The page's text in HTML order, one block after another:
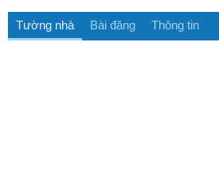
Tường nhà Bài đăng Thông tin